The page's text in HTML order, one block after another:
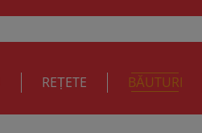
REȚETE BĂUTURI